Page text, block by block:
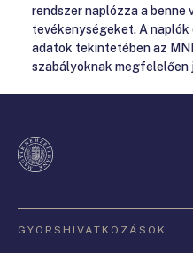
rendszer naplózza a benne
tevékenységeket. A
adatok tekintetében az
szabályoknak megfelelően
GYORSHIVATKOZÁSOK